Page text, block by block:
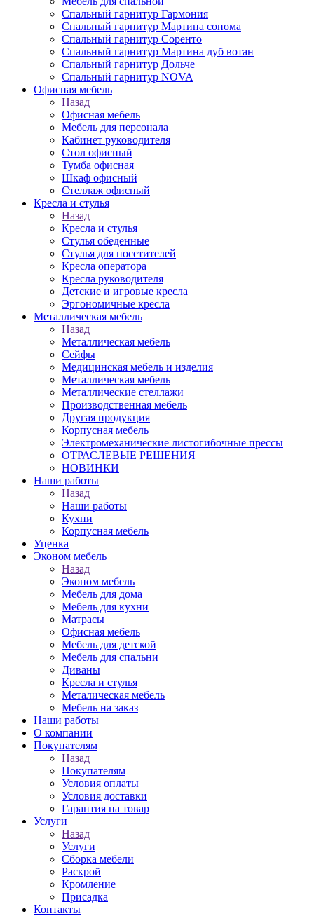
Спальный гарнитур Гармония
Спальный гарнитур Мартина сонома
Спальный гарнитур Соренто
Спальный гарнитур Мартина дуб вотан
Спальный гарнитур Дольче
Спальный гарнитур NOVA
Офисная мебель
Назад
Офисная мебель
Мебель для персонала
Кабинет руководителя
Стол офисный
Тумба офисная
Шкаф офисный
Стеллаж офисный
Кресла и стулья
Назад
Кресла и стулья
Стулья обеденные
Стулья для посетителей
Кресла оператора
Кресла руководителя
Детские и игровые кресла
Эргономичные кресла
Металлическая мебель
Назад
Металлическая мебель
Сейфы
Медицинская мебель и изделия
Металлическая мебель
Металлические стеллажи
Производственная мебель
Другая продукция
Корпусная мебель
Электромеханические листогибочные прессы
ОТРАСЛЕВЫЕ РЕШЕНИЯ
НОВИНКИ
Наши работы
Назад
Наши работы
Кухни
Корпусная мебель
Уценка
Эконом мебель
Назад
Эконом мебель
Мебель для дома
Мебель для кухни
Матрасы
Офисная мебель
Мебель для детской
Мебель для спальни
Диваны
Кресла и стулья
Металическая мебель
Мебель на заказ
Наши работы
О компании
Покупателям
Назад
Покупателям
Условия оплаты
Условия доставки
Гарантия на товар
Услуги
Назад
Услуги
Сборка мебели
Раскрой
Кромление
Присадка
Контакты